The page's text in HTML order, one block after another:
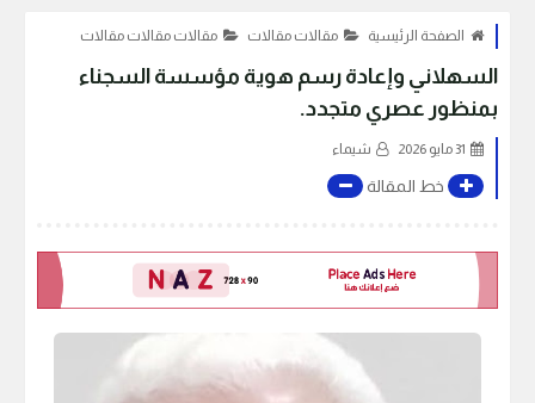
الصفحة الرئيسية مقالات مقالات مقالات مقالات مقالات
السهلاني وإعادة رسم هوية مؤسسة السجناء
بمنظور عصري متجدد.
31 مايو 2026 شيماء
خط المقالة